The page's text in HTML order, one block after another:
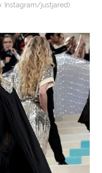
Instagram/justjared).